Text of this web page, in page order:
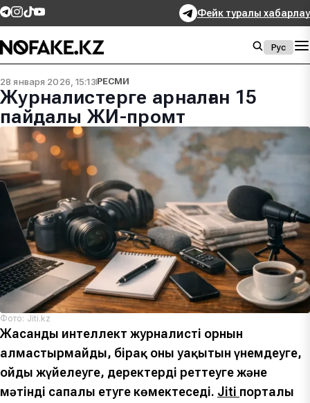
Фейк туралы хабарлау
Рус
28 января 2026, 15:13РЕСМИ
Журналистерге арналған 15
пайдалы ЖИ-промт
Фото: Jiti.kz
Жасанды интеллект журналистің орнын
алмастырмайды, бірақ оның уақытын үнемдеуге,
ойды жүйелеуге, деректерді реттеуге және
мәтінді сапалы етуге көмектеседі. Jiti порталы